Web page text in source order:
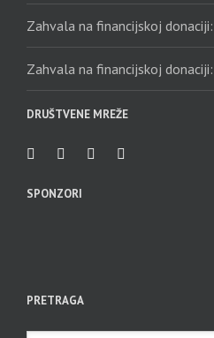
Zahvala na financijskoj
Zahvala na financijskoj
DRUŠTVENE MREŽE
SPONZORI
PRETRAGA